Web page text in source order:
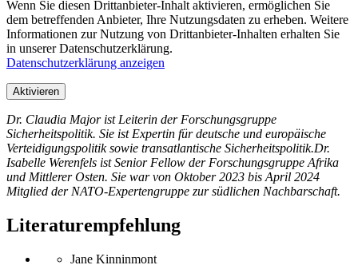
Wenn Sie diesen Drittanbieter-Inhalt aktivieren, ermöglichen Sie
dem betreffenden Anbieter, Ihre Nutzungsdaten zu erheben. Weitere
Informationen zur Nutzung von Drittanbieter-Inhalten erhalten Sie
in unserer Datenschutzerklärung.
Datenschutzerklärung anzeigen
Aktivieren
Dr. Claudia Major ist Leiterin der Forschungsgruppe
Sicherheitspolitik. Sie ist Expertin für deutsche und europäische
Verteidigungspolitik sowie transatlantische Sicherheitspolitik.Dr.
Isabelle Werenfels ist Senior Fellow der Forschungsgruppe Afrika
und Mittlerer Osten. Sie war von Oktober 2023 bis April 2024
Mitglied der NATO-Expertengruppe zur südlichen Nachbarschaft.
Literaturempfehlung
Jane Kinninmont